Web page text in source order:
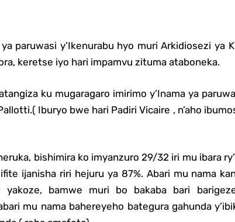
paruwasi y’Ikenurabu hyo muri Arkidiosezi ya
keretse iyo hari impamvu zituma ataboneka.
ku mugaragaro imirimo y’Inama ya
Iburyo bwe hari Padiri Vicaire , n’aho
bishimira ko imyanzuro 29/32 iri mu ibara
ijanisha riri hejuru ya 87%. Abari mu nama
yakoze, bamwe muri bo bakaba bari
mu nama bahereyeho bategura gahunda